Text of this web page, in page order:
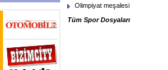
Olimpiyat meşalesi
Tüm Spor Dosyaları